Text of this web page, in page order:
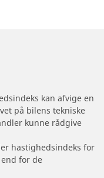
kan afvige en
på bilens tekniske
kunne rådgive
hastighedsindeks for
for de